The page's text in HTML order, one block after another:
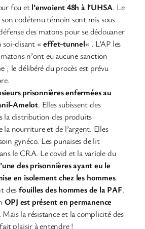
fou etl’envoient 48h à l’UHSA. Le
codétenu témoin sont mis sous
des matons pour se dédouaner
soi-disant «effet-tunnel« . L’AP les
n’ont eu aucune sanction
; le délibéré du procès est prévu
prisonnières enfermées au
Amelot. Elles subissent des
la distribution des produits
la nourriture et de l’argent. Elles
gynéco. Les punaises de lit
le CRA. Le covid et la variole du
des prisonnières ayant eu le
en isolement chez les hommes.
desfouilles des hommes de la PAF.
OPJ est présent en permanence
la résistance et la complicité des
plaisir à entendre !